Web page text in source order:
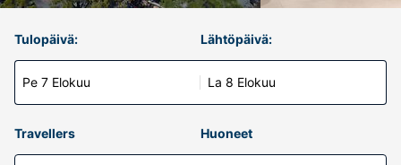
Tulopäivä:
Pe 7 Elokuu
Lähtöpäivä:
La 8 Elokuu
Travellers Huoneet